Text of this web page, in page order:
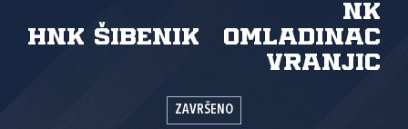
HNK Šibenik
NK
Omladinac
Vranjic
ZAVRŠENO